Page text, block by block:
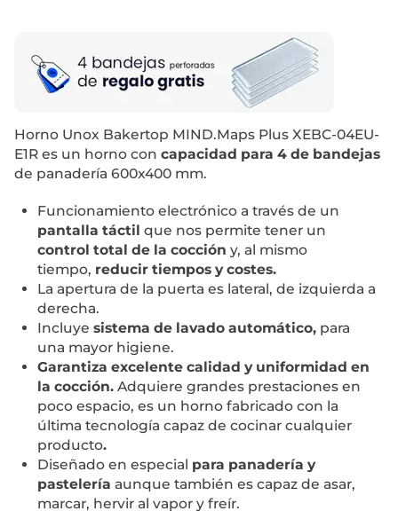
Horno Unox Bakertop MIND.Maps Plus XEBC-04EU-
E1R es un horno con capacidad para 4 de bandejas
de panadería 600x400 mm.
Funcionamiento electrónico a través de un
pantalla táctil que nos permite tener un
control total de la cocción y, al mismo
tiempo, reducir tiempos y costes.
La apertura de la puerta es lateral, de izquierda a
derecha.
Incluye sistema de lavado automático, para
una mayor higiene.
Garantiza excelente calidad y uniformidad en
la cocción. Adquiere grandes prestaciones en
poco espacio, es un horno fabricado con la
última tecnología capaz de cocinar cualquier
producto.
Diseñado en especial para panadería y
pastelería aunque también es capaz de asar,
marcar, hervir al vapor y freír.